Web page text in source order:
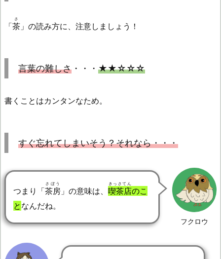
「茶
さ
」の読み方に、注意しましょう！
言葉の難しさ ・・・ ★★☆☆☆
書くことはカンタンなため。
すぐ忘れてしまいそう？それなら・・・
フクロウ
つまり「茶房
さぼう
」の意味は、 喫茶店
きっさてん
のこ
と なんだね。